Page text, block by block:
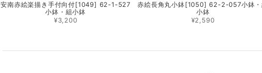
安南赤絵楽描き手付向付[1049] 62-1-527
小鉢・組小鉢
¥3,200
赤絵長角丸小鉢[1050] 62-2-057小鉢・
小鉢
¥2,590